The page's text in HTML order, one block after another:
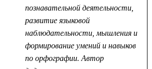
познавательной деятельности,
развитие языковой
наблюдательности, мышления и
формирование умений и навыков
по орфографии. Автор